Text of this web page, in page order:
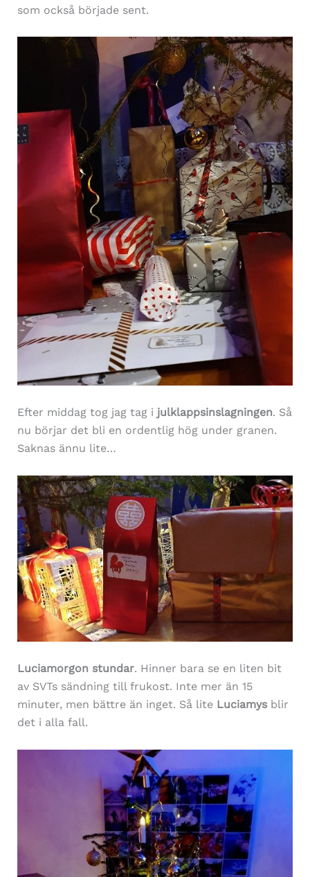
som också började sent.
Efter middag tog jag tag i julklappsinslagningen. Så
nu börjar det bli en ordentlig hög under granen.
Saknas ännu lite…
Luciamorgon stundar. Hinner bara se en liten bit
av SVTs sändning till frukost. Inte mer än 15
minuter, men bättre än inget. Så lite Luciamysblir
det i alla fall.